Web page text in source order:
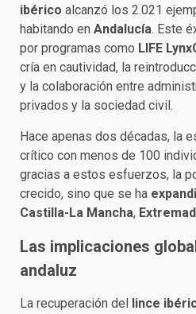
ibérico alcanzó los 2.021
habitando en Andalucía. Este
por programas como LIFE
cría en cautividad, la
y la colaboración entre
privados y la sociedad civil.
Hace apenas dos décadas, la
crítico con menos de 100
gracias a estos esfuerzos, la
crecido, sino que se ha
Castilla-La Mancha,
Las implicaciones
andaluz
La recuperación del lince